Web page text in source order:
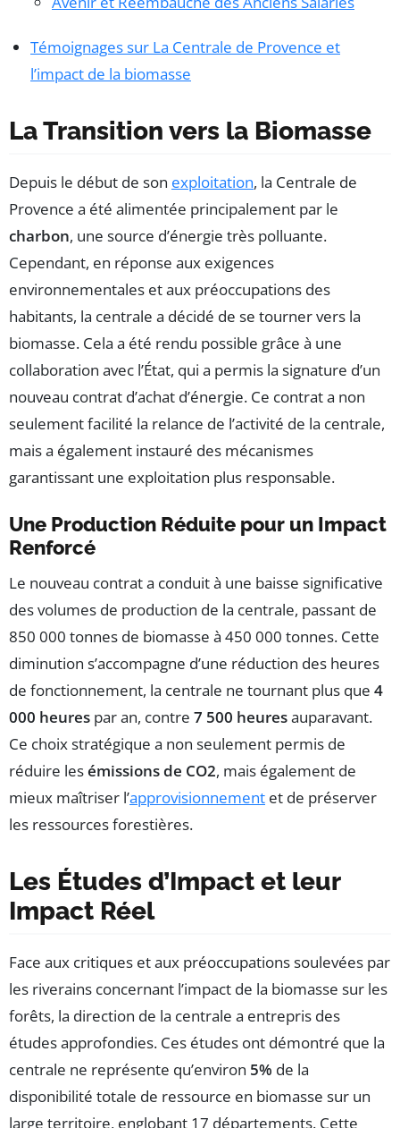
Témoignages sur La Centrale de Provence et
l’impact de la biomasse
La Transition vers la Biomasse
Depuis le début de son exploitation, la Centrale de
Provence a été alimentée principalement par le
charbon, une source d’énergie très polluante.
Cependant, en réponse aux exigences
environnementales et aux préoccupations des
habitants, la centrale a décidé de se tourner vers la
biomasse. Cela a été rendu possible grâce à une
collaboration avec l’État, qui a permis la signature d’un
nouveau contrat d’achat d’énergie. Ce contrat a non
seulement facilité la relance de l’activité de la centrale,
mais a également instauré des mécanismes
garantissant une exploitation plus responsable.
Une Production Réduite pour un Impact
Renforcé
Le nouveau contrat a conduit à une baisse significative
des volumes de production de la centrale, passant de
850 000 tonnes de biomasse à 450 000 tonnes. Cette
diminution s’accompagne d’une réduction des heures
de fonctionnement, la centrale ne tournant plus que 4
000 heures par an, contre 7 500 heuresauparavant.
Ce choix stratégique a non seulement permis de
réduire lesémissions de CO2, mais également de
mieux maîtriser l’approvisionnement et de préserver
les ressources forestières.
Les Études d’Impact et leur
Impact Réel
Face aux critiques et aux préoccupations soulevées par
les riverains concernant l’impact de la biomasse sur les
forêts, la direction de la centrale a entrepris des
études approfondies. Ces études ont démontré que la
centrale ne représente qu’environ 5% de la
disponibilité totale de ressource en biomasse sur un
large territoire, englobant 17 départements. Cette